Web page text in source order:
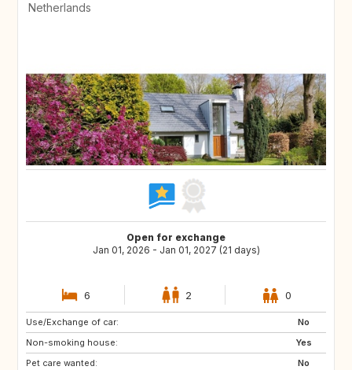
Netherlands
Open for exchange
Jan 01, 2026 - Jan 01, 2027 (21 days)
6 2 0
Use/Exchange of car:
No
Non-smoking house:
Yes
Pet care wanted:
No
FR
IT